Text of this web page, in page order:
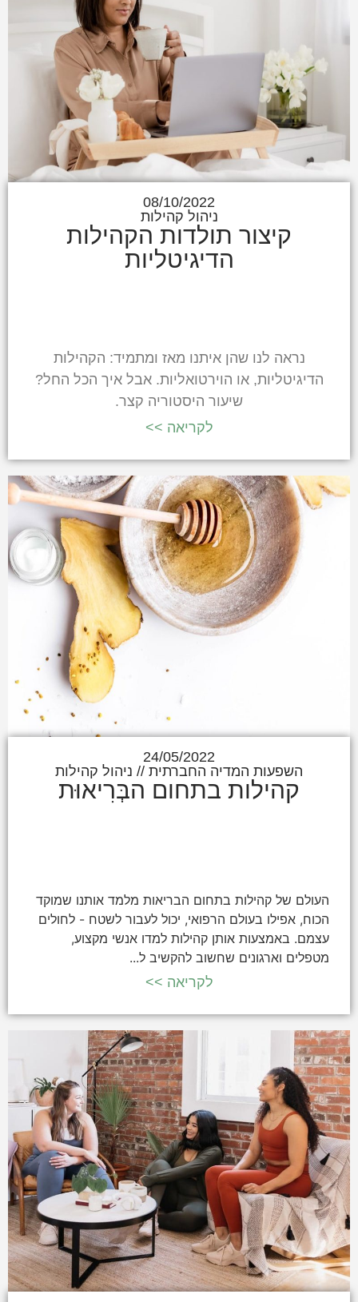
08/10/2022
ניהול קהילות
קיצור תולדות הקהילות
הדיגיטליות
נראה לנו שהן איתנו מאז ומתמיד: הקהילות
הדיגיטליות, או הוירטואליות. אבל איך הכל החל?
שיעור היסטוריה קצר.
לקריאה >>
24/05/2022
השפעות המדיה החברתית // ניהול קהילות
קהילות בתחום הבְּרִיאוּת
העולם של קהילות בתחום הבריאות מלמד אותנו שמוקד
הכוח, אפילו בעולם הרפואי, יכול לעבור לשטח - לחולים
עצמם. באמצעות אותן קהילות למדו אנשי מקצוע,
מטפלים וארגונים שחשוב להקשיב ל...
לקריאה >>